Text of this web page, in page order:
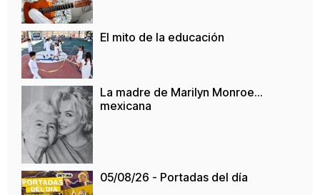
El mito de la educación
La madre de Marilyn Monroe…
mexicana
05/08/26 - Portadas del día